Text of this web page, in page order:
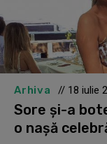
Arhiva // 18 iulie
Sore şi-a
o naşă